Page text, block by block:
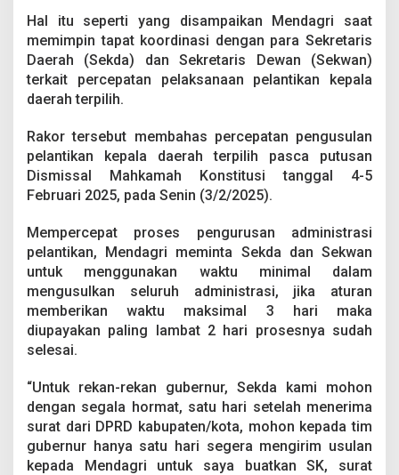
h
Hal itu seperti yang disampaikan Mendagri saat
memimpin tapat koordinasi dengan para Sekretaris
Daerah (Sekda) dan Sekretaris Dewan (Sekwan)
terkait percepatan pelaksanaan pelantikan kepala
daerah terpilih.
Rakor tersebut membahas percepatan pengusulan
pelantikan kepala daerah terpilih pasca putusan
Dismissal Mahkamah Konstitusi tanggal 4-5
Februari 2025, pada Senin (3/2/2025).
Mempercepat proses pengurusan administrasi
pelantikan, Mendagri meminta Sekda dan Sekwan
untuk menggunakan waktu minimal dalam
mengusulkan seluruh administrasi, jika aturan
memberikan waktu maksimal 3 hari maka
diupayakan paling lambat 2 hari prosesnya sudah
selesai.
“Untuk rekan-rekan gubernur, Sekda kami mohon
dengan segala hormat, satu hari setelah menerima
surat dari DPRD kabupaten/kota, mohon kepada tim
gubernur hanya satu hari segera mengirim usulan
kepada Mendagri untuk saya buatkan SK, surat